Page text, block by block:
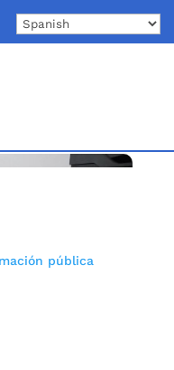
pública